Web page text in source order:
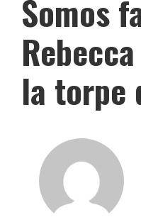
Somos
la torpe